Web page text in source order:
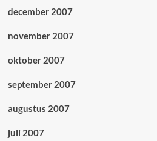
december 2007
november 2007
oktober 2007
september 2007
augustus 2007
juli 2007